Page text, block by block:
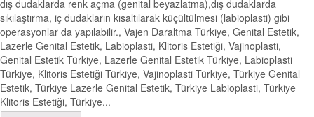
dış dudaklarda renk açma (genital beyazlatma),dış dudaklarda
sıkılaştırma, iç dudakların kısaltılarak küçültülmesi (labioplasti) gibi
operasyonlar da yapılabilir., Vajen Daraltma Türkiye, Genital Estetik,
Lazerle Genital Estetik, Labioplasti, Klitoris Estetiği, Vajinoplasti,
Genital Estetik Türkiye, Lazerle Genital Estetik Türkiye, Labioplasti
Türkiye, Klitoris Estetiği Türkiye, Vajinoplasti Türkiye, Türkiye Genital
Estetik, Türkiye Lazerle Genital Estetik, Türkiye Labioplasti, Türkiye
Klitoris Estetiği, Türkiye...